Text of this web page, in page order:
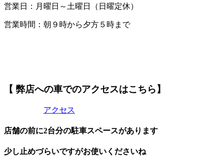
営業日：月曜日～土曜日（日曜定休）
営業時間：朝９時から夕方５時まで
【 弊店への車でのアクセスはこちら】
アクセス
店舗の前に2台分の駐車スペースがあります
少し止めづらいですがお使いくださいね